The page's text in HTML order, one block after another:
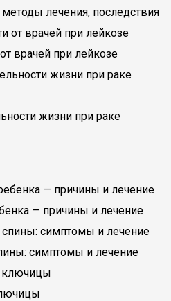
лечения, последствия
врачей при лейкозе
жизни при раке
— причины и лечение
симптомы и лечение